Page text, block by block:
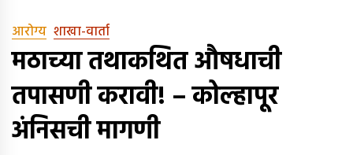
आरोग्य शाखा-वार्ता
मठाच्या तथाकथित औषधाची
तपासणी करावी! – कोल्हापूर
अंनिसची मागणी